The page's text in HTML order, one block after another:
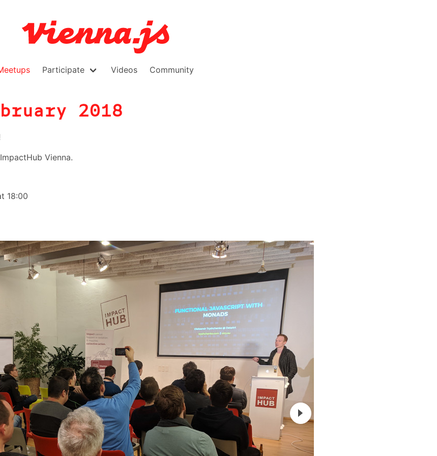
Participate Videos Community
2018
Vienna.
18:00